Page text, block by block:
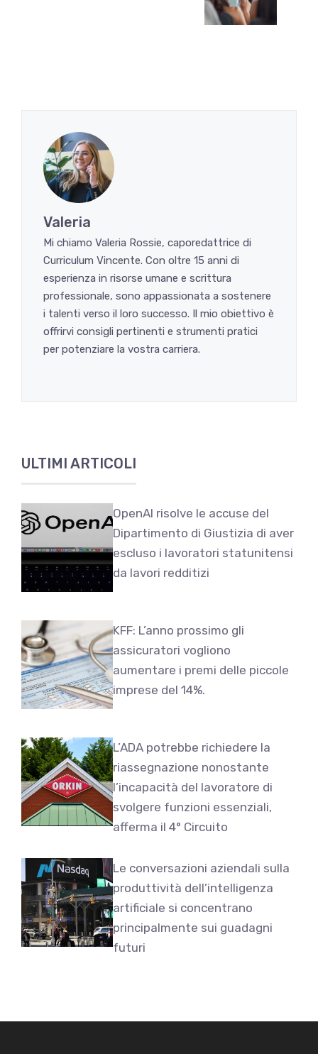
Valeria
Mi chiamo Valeria Rossie, caporedattrice di
Curriculum Vincente. Con oltre 15 anni di
esperienza in risorse umane e scrittura
professionale, sono appassionata a sostenere
i talenti verso il loro successo. Il mio obiettivo è
offrirvi consigli pertinenti e strumenti pratici
per potenziare la vostra carriera.
ULTIMI ARTICOLI
OpenAI risolve le accuse del
Dipartimento di Giustizia di aver
escluso i lavoratori statunitensi
da lavori redditizi
KFF: L’anno prossimo gli
assicuratori vogliono
aumentare i premi delle piccole
imprese del 14%.
L’ADA potrebbe richiedere la
riassegnazione nonostante
l’incapacità del lavoratore di
svolgere funzioni essenziali,
afferma il 4° Circuito
Le conversazioni aziendali sulla
produttività dell’intelligenza
artificiale si concentrano
principalmente sui guadagni
futuri